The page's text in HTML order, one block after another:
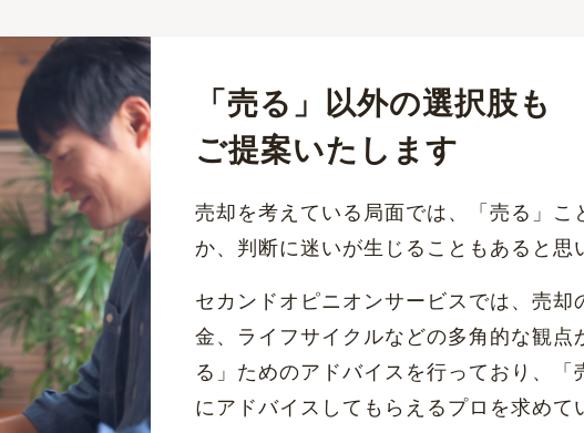
「売る」以外の選択肢も
ご提案いたします
売却を考えている局面では、「売る」こ
か、判断に迷いが生じることもあると思
セカンドオピニオンサービスでは、売却
金、ライフサイクルなどの多角的な観点
る」ためのアドバイスを行っており、「
にアドバイスしてもらえるプロを求めて